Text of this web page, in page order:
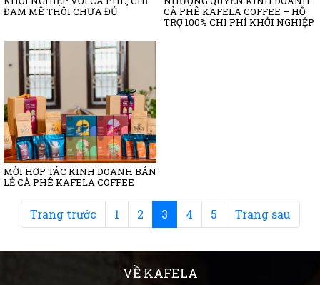
ĐAM MÊ THÔI CHƯA ĐỦ
CÀ PHÊ KAFELA COFFEE – HỖ
TRỢ 100% CHI PHÍ KHỞI NGHIỆP
MỜI HỢP TÁC KINH DOANH BÁN
LẺ CÀ PHÊ KAFELA COFFEE
Trang trước 1 2 3(current)
4 5 Trang sau
VỀ KAFELA